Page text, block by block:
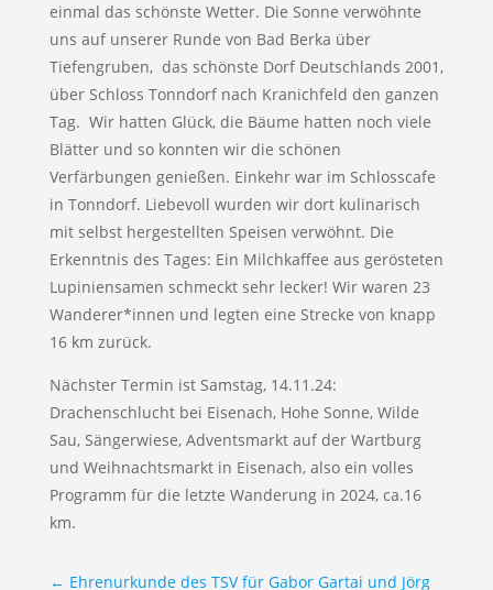
einmal das schönste Wetter. Die Sonne verwöhnte
uns auf unserer Runde von Bad Berka über
Tiefengruben, das schönste Dorf Deutschlands 2001,
über Schloss Tonndorf nach Kranichfeld den ganzen
Tag. Wir hatten Glück, die Bäume hatten noch viele
Blätter und so konnten wir die schönen
Verfärbungen genießen. Einkehr war im Schlosscafe
in Tonndorf. Liebevoll wurden wir dort kulinarisch
mit selbst hergestellten Speisen verwöhnt. Die
Erkenntnis des Tages: Ein Milchkaffee aus gerösteten
Lupiniensamen schmeckt sehr lecker! Wir waren 23
Wanderer*innen und legten eine Strecke von knapp
16 km zurück.
Nächster Termin ist Samstag, 14.11.24:
Drachenschlucht bei Eisenach, Hohe Sonne, Wilde
Sau, Sängerwiese, Adventsmarkt auf der Wartburg
und Weihnachtsmarkt in Eisenach, also ein volles
Programm für die letzte Wanderung in 2024, ca.16
km.
← Ehrenurkunde des TSV für Gabor Gartai und Jörg